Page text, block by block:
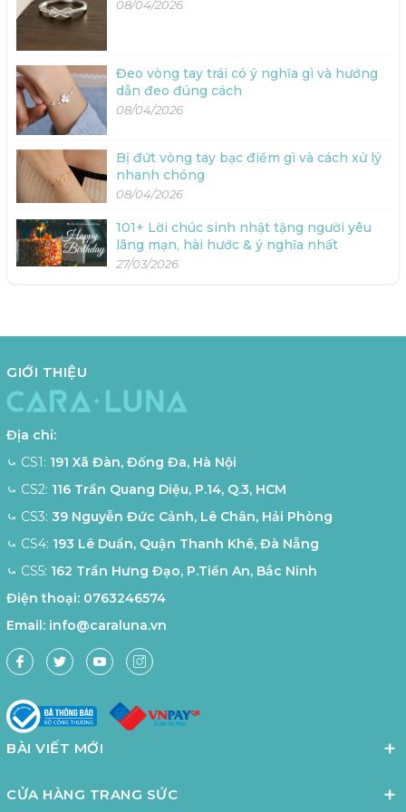
08/04/2026
Đeo vòng tay trái có ý nghĩa gì và hướng
dẫn đeo đúng cách
08/04/2026
Bị đứt vòng tay bạc điềm gì và cách xử lý
nhanh chóng
08/04/2026
101+ Lời chúc sinh nhật tặng người yêu
lãng mạn, hài hước & ý nghĩa nhất
27/03/2026
GIỚI THIỆU
Địa chỉ:
⤿ CS1: 191 Xã Đàn, Đống Đa, Hà Nội
⤿ CS2: 116 Trần Quang Diệu, P.14, Q.3, HCM
⤿ CS3: 39 Nguyễn Đức Cảnh, Lê Chân, Hải Phòng
⤿ CS4: 193 Lê Duẩn, Quận Thanh Khê, Đà Nẵng
⤿ CS5: 162 Trần Hưng Đạo, P.Tiền An, Bắc Ninh
Điện thoại: 0763246574
Email: info@caraluna.vn
BÀI VIẾT MỚI
CỬA HÀNG TRANG SỨC